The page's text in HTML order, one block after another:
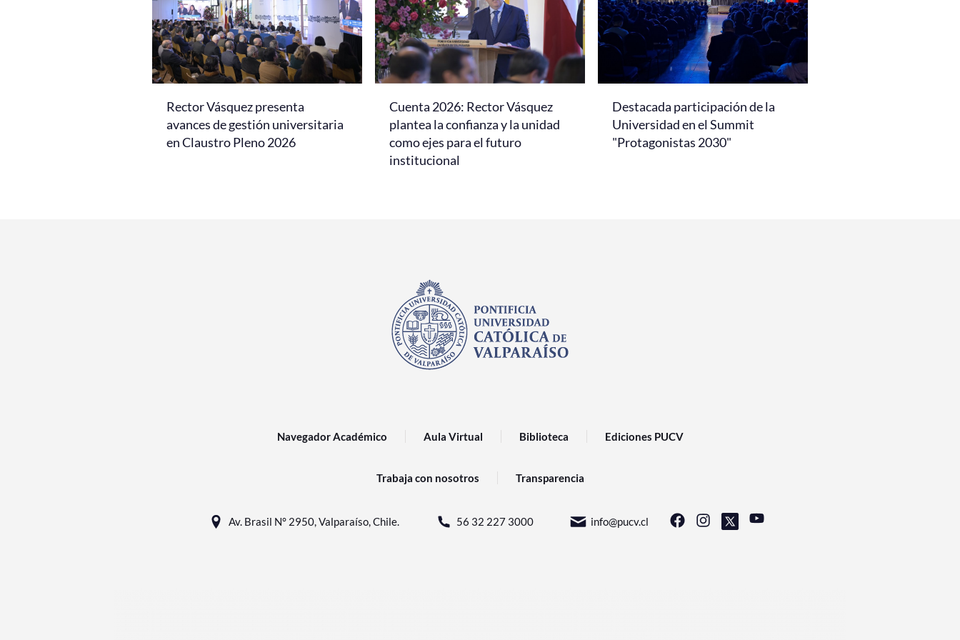
Rector Vásquez presenta
avances de gestión universitaria
en Claustro Pleno 2026
Cuenta 2026: Rector Vásquez
plantea la confianza y la unidad
como ejes para el futuro
institucional
Destacada participación de la
Universidad en el Summit
"Protagonistas 2030"
Navegador Académico Aula Virtual Biblioteca Ediciones PUCV
Trabaja con nosotros Transparencia
Av. Brasil N° 2950, Valparaíso, Chile. 56 32 227 3000 info@pucv.cl